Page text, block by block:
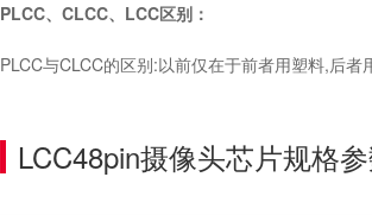
PLCC、CLCC、LCC区别：
PLCC与CLCC的区别:以前仅在于前者用塑料,后
LCC48pin摄像头芯片规格